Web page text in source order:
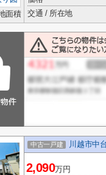
面積
交通 / 所在地
中古一戸建 川越市中
2,090万円